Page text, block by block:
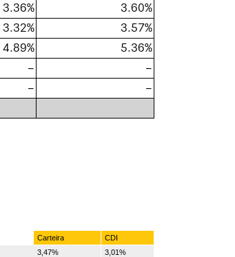
3.36%
3.60%
3.32%
3.57%
4.89%
5.36%
–
–
–
–
Carteira
CDI
3,47%
3,01%